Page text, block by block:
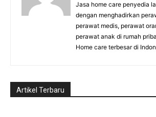
Jasa home care penyedia
dengan menghadirkan
perawat medis, perawat
perawat anak di rumah
Home care terbesar di
Artikel Terbaru